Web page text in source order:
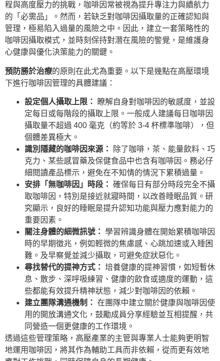
程與高度壓力的挑戰，咖啡因常被視為提升專注力與續航力
的「必需品」。然而，若缺乏對咖啡因攝取量的正確認知與
管理，極易陷入過量的風險之中。因此，建立一套策略性的
咖啡因攝取模式，並時刻保持對潛在風險的警覺，是維護身
心健康與優化決策能力的關鍵。
預防勝於治療的原則在此尤為重要。以下是幾點在高壓環境
下進行咖啡因管理的具體建議：
設定個人攝取上限：
瞭解自身對咖啡因的敏感度，並設
定每日或每階段的攝取上限。一般成人建議每日咖啡因
攝取量不超過 400 毫克（約等於 3-4 杯標準咖啡），但
個體差異極大。
識別隱藏的咖啡因來源：
除了咖啡，茶、能量飲料、巧
克力、某些感冒藥及保健食品中也含有咖啡因。務必仔
細閱讀產品標示，避免在不知情的情況下累積過量。
安排「無咖啡因」時段： 確保每日有部分時段完全不攝
取咖啡因，特別是接近就寢時間，以改善睡眠品質。研
究顯示，良好的睡眠是提升認知功能與壓力應對能力的
重要因素。
關注身體的細微訊號： 學習辨識身體在開始累積咖啡因
時的早期徵兆，例如輕微的焦慮感、心跳加速或入睡困
難。及早察覺並減少攝取，可避免症狀惡化。
尋找替代的提神方式： 培養健康的提神習慣，如短暫休
息、散步、深呼吸練習、健康的飲食或適度的運動，這
些都能有效提升精神狀態，減少對咖啡因的依賴。
建立團隊溝通機制： 在團隊中建立關於健康與咖啡因使
用的開放溝通文化，鼓勵成員分享經驗並互相提醒，共
同營造一個更健康的工作環境。
透過這些管理策略，高壓產業的主管與專業人士能夠更明智
地運用咖啡因，將其作為輔助工具而非依賴，從而更有效地